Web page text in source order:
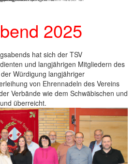
2025
hat sich der TSV
und langjährigen Mitgliedern des
Würdigung langjähriger
von Ehrennadeln des Vereins
Verbände wie dem Schwäbischen und
überreicht.